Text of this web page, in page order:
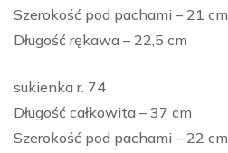
Szerokość pod pachami – 21 cm
Długość rękawa – 22,5 cm
sukienka r. 74
Długość całkowita – 37 cm
Szerokość pod pachami – 22 cm